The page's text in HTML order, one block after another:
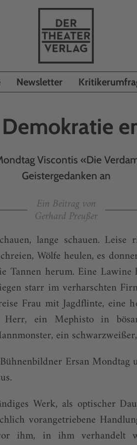
Newsletter
Viscontis «Die
Geister­gedanken an
Ein Beitrag von
Gerhard Preußer
lange schauen.
Wölfe heulen, es
Tannen herum. Eine
starr im verharschten
Frau mit Jagdflinte, eine
Herr, ein Mephisto in
ein
Ersan Mondtag
Werk, als optischer
vorangetriebene
ihm, in ihm verhandelt